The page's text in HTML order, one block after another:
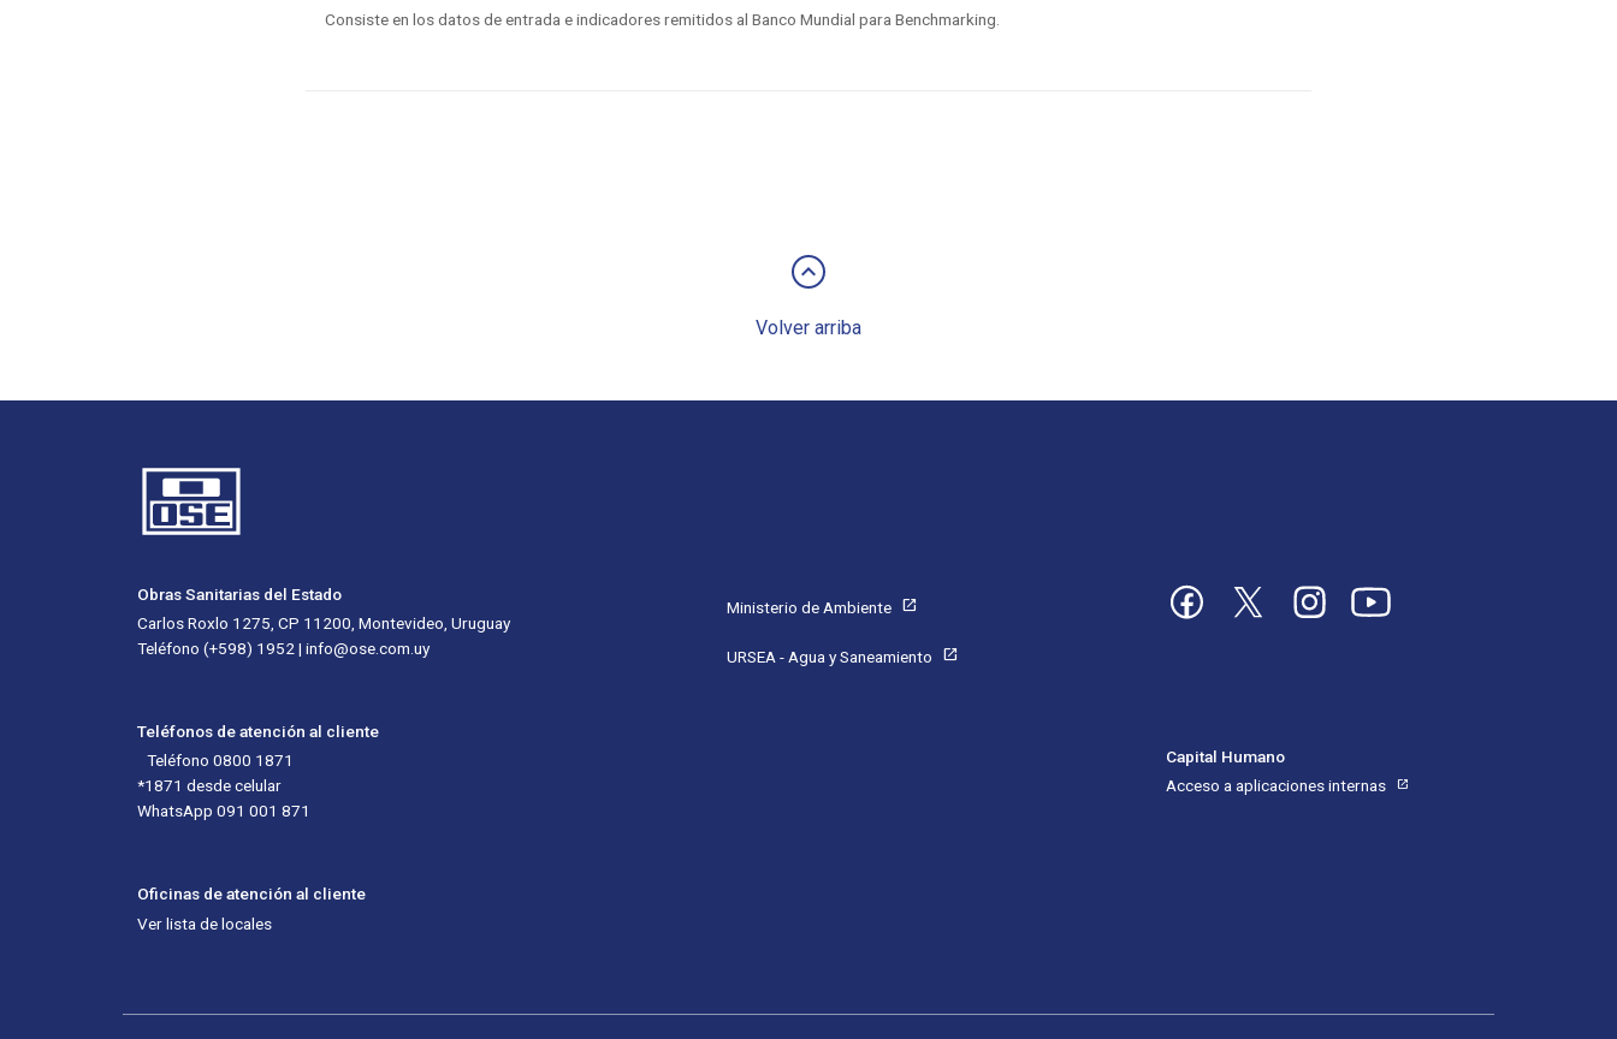
Consiste en los datos de entrada e indicadores remitidos al Banco Mundial para Benchmarking.
keyboard_arrow_up
Volver arriba
Obras Sanitarias del Estado
Carlos Roxlo 1275, CP 11200, Montevideo, Uruguay
Teléfono (+598) 1952 | info@ose.com.uy
Teléfonos de atención al cliente
Teléfono 0800 1871
*1871 desde celular
WhatsApp 091 001 871
Oficinas de atención al cliente
Ver lista de locales
Pie de página
Ministerio de Ambiente open_in_new
URSEA - Agua y Saneamiento open_in_new
Imagen Imagen Imagen Imagen
Capital Humano
Acceso a aplicaciones internas
open_in_new